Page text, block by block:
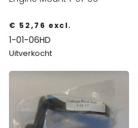
€ 52,76 excl.
1-01-06HD
Uitverkocht